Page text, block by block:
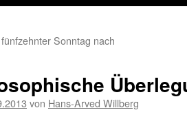
Sonntag nach
von Hans-Arved Willberg